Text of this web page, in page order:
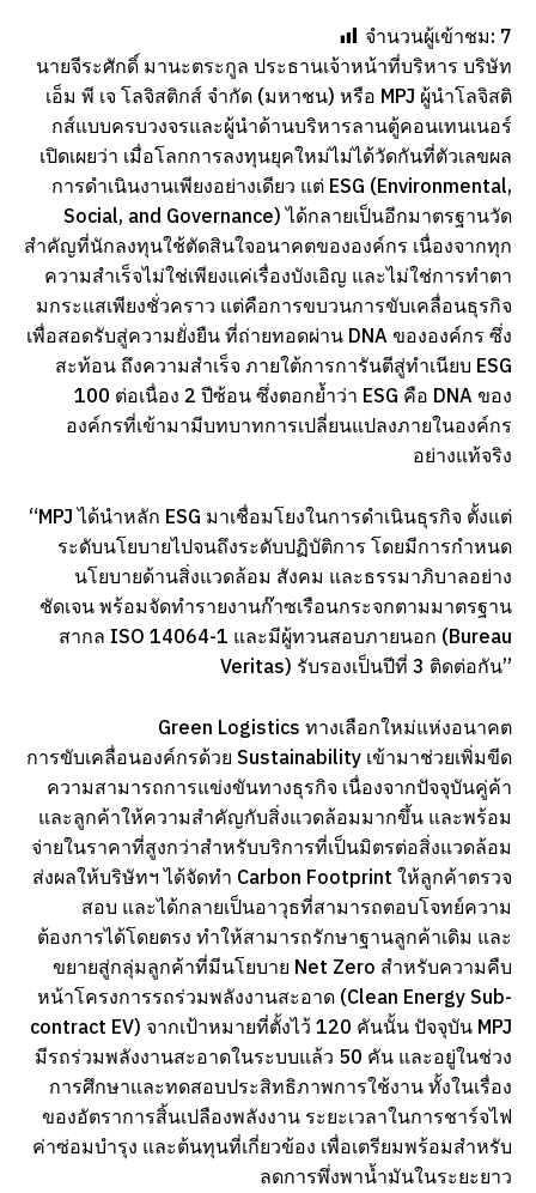
จำนวนผู้เข้าชม: 7
นายจีระศักดิ์ มานะตระกูล ประธานเจ้าหน้าที่บริหาร บริษัท
เอ็ม พี เจ โลจิสติกส์ จำกัด (มหาชน) หรือ MPJ ผู้นำโลจิสติ
กส์แบบครบวงจรและผู้นำด้านบริหารลานตู้คอนเทนเนอร์
เปิดเผยว่า เมื่อโลกการลงทุนยุคใหม่ไม่ได้วัดกันที่ตัวเลขผล
การดำเนินงานเพียงอย่างเดียว แต่ ESG (Environmental,
Social, and Governance) ได้กลายเป็นอีกมาตรฐานวัด
สำคัญที่นักลงทุนใช้ตัดสินใจอนาคตขององค์กร เนื่องจากทุก
ความสำเร็จไม่ใช่เพียงแค่เรื่องบังเอิญ และไม่ใช่การทำตา
มกระแสเพียงชั่วคราว แต่คือการขบวนการขับเคลื่อนธุรกิจ
เพื่อสอดรับสู่ความยั่งยืน ที่ถ่ายทอดผ่าน DNA ขององค์กร ซึ่ง
สะท้อน ถึงความสำเร็จ ภายใต้การการันตีสู่ทำเนียบ ESG
100 ต่อเนื่อง 2 ปีซ้อน ซึ่งตอกย้ำว่า ESG คือ DNA ของ
องค์กรที่เข้ามามีบทบาทการเปลี่ยนแปลงภายในองค์กร
อย่างแท้จริง
“MPJ ได้นำหลัก ESG มาเชื่อมโยงในการดำเนินธุรกิจ ตั้งแต่
ระดับนโยบายไปจนถึงระดับปฏิบัติการ โดยมีการกำหนด
นโยบายด้านสิ่งแวดล้อม สังคม และธรรมาภิบาลอย่าง
ชัดเจน พร้อมจัดทำรายงานก๊าซเรือนกระจกตามมาตรฐาน
สากล ISO 14064-1 และมีผู้ทวนสอบภายนอก (Bureau
Veritas) รับรองเป็นปีที่ 3 ติดต่อกัน”
Green Logistics ทางเลือกใหม่แห่งอนาคต
การขับเคลื่อนองค์กรด้วย Sustainability เข้ามาช่วยเพิ่มขีด
ความสามารถการแข่งขันทางธุรกิจ เนื่องจากปัจจุบันคู่ค้า
และลูกค้าให้ความสำคัญกับสิ่งแวดล้อมมากขึ้น และพร้อม
จ่ายในราคาที่สูงกว่าสำหรับบริการที่เป็นมิตรต่อสิ่งแวดล้อม
ส่งผลให้บริษัทฯ ได้จัดทำ Carbon Footprint ให้ลูกค้าตรวจ
สอบ และได้กลายเป็นอาวุธที่สามารถตอบโจทย์ความ
ต้องการได้โดยตรง ทำให้สามารถรักษาฐานลูกค้าเดิม และ
ขยายสู่กลุ่มลูกค้าที่มีนโยบาย Net Zero สำหรับความคืบ
หน้าโครงการรถร่วมพลังงานสะอาด (Clean Energy Sub-
contract EV) จากเป้าหมายที่ตั้งไว้ 120 คันนั้น ปัจจุบัน MPJ
มีรถร่วมพลังงานสะอาดในระบบแล้ว 50 คัน และอยู่ในช่วง
การศึกษาและทดสอบประสิทธิภาพการใช้งาน ทั้งในเรื่อง
ของอัตราการสิ้นเปลืองพลังงาน ระยะเวลาในการชาร์จไฟ
ค่าซ่อมบำรุง และต้นทุนที่เกี่ยวข้อง เพื่อเตรียมพร้อมสำหรับ
ลดการพึ่งพาน้ำมันในระยะยาว